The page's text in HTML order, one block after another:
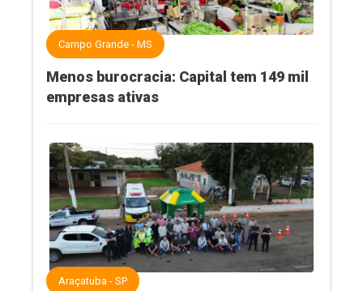
Campo Grande - MS
Menos burocracia: Capital tem 149 mil
empresas ativas
Araçatuba - SP